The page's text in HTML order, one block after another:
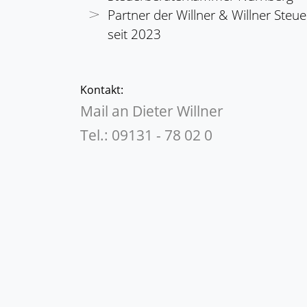
Partner der Willner & Willner
seit 2023
Kontakt:
Mail an Dieter Willner
Tel.: 09131 - 78 02 0